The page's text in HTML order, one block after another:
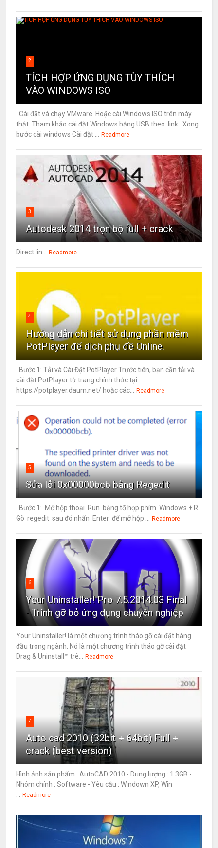
2
TÍCH HỢP ỨNG DỤNG TÙY THÍCH
VÀO WINDOWS ISO
Cài đặt và chạy VMware. Hoặc cài Windows ISO trên máy
thật. Tham khảo cài đặt Windows bằng USB theo link . Xong
bước cài windows Cài đặt ... Readmore
3
Autodesk 2014 trọn bộ full + crack
Direct lin... Readmore
4
Hướng dẫn chi tiết sử dụng phần mềm
PotPlayer để dịch phụ đề Online.
Bước 1: Tải và Cài Đặt PotPlayer Trước tiên, bạn cần tải và
cài đặt PotPlayer từ trang chính thức tại
https://potplayer.daum.net/ hoặc các... Readmore
5
Sửa lỗi 0x00000bcb bằng Regedit
Bước 1: Mở hộp thoại Run bằng tổ hợp phím Windows + R .
Gõ regedit sau đó nhấn Enter để mở hộp ... Readmore
6
Your Uninstaller! Pro 7.5.2014.03 Final
- Trình gỡ bỏ ứng dụng chuyên nghiệp
Your Uninstaller! là một chương trình tháo gỡ cài đặt hàng
đầu trong ngành. Nó là một chương trình tháo gỡ cài đặt
Drag & Uninstall™ trê... Readmore
7
Auto cad 2010 (32bit + 64bit) Full +
crack (best version)
Hình ảnh sản phẩm AutoCAD 2010 - Dung lượng : 1.3GB -
Nhóm chính : Software - Yêu cầu : Windown XP, Win
... Readmore